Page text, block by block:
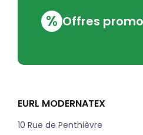
% Offres
EURL MODERNATEX
10 Rue de Penthièvre